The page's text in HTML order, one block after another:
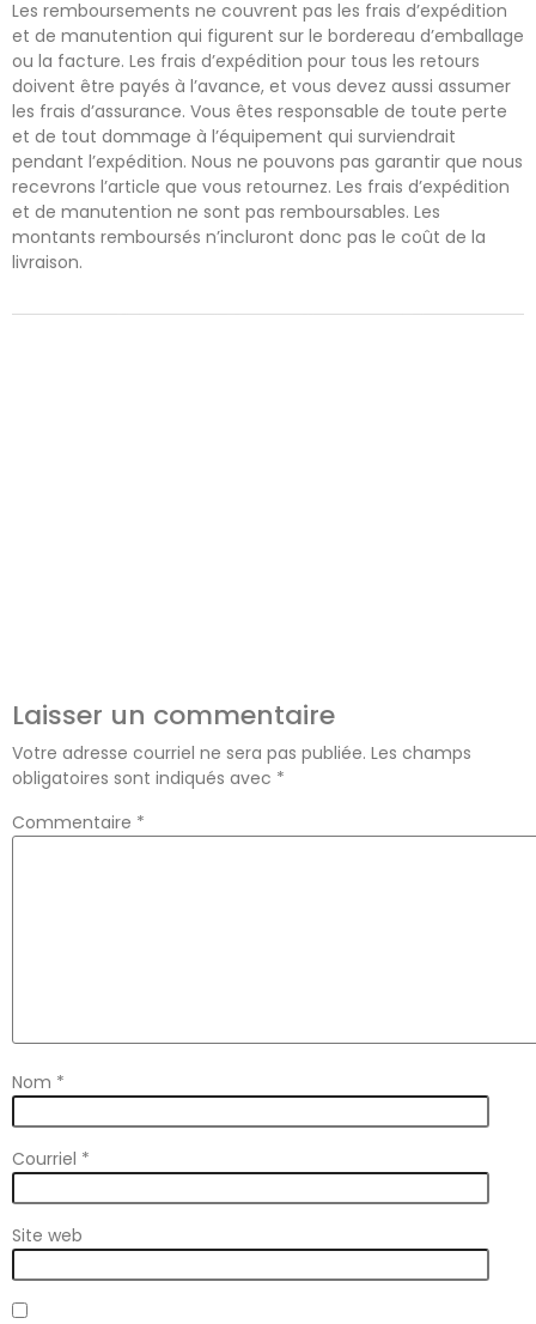
Les remboursements ne couvrent pas les frais d’expédition
et de manutention qui figurent sur le bordereau d’emballage
ou la facture. Les frais d’expédition pour tous les retours
doivent être payés à l’avance, et vous devez aussi assumer
les frais d’assurance. Vous êtes responsable de toute perte
et de tout dommage à l’équipement qui surviendrait
pendant l’expédition. Nous ne pouvons pas garantir que nous
recevrons l’article que vous retournez. Les frais d’expédition
et de manutention ne sont pas remboursables. Les
montants remboursés n’incluront donc pas le coût de la
livraison.
Laisser un commentaire
Votre adresse courriel ne sera pas publiée. Les champs
obligatoires sont indiqués avec *
Commentaire *
Nom *
Courriel *
Site web